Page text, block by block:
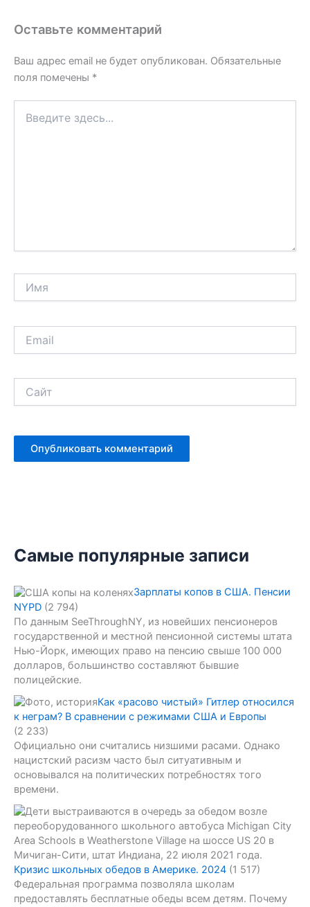
Оставьте комментарий
Ваш адрес email не будет опубликован. Обязательные
поля помечены *
здесь...
Самые популярные записи
Зарплаты копов в США. Пенсии
NYPD (2 794)
По данным SeeThroughNY, из новейших пенсионеров
государственной и местной пенсионной системы штата
Нью-Йорк, имеющих право на пенсию свыше 100 000
долларов, большинство составляют бывшие
полицейские.
Как «расово чистый» Гитлер относился
к неграм? В сравнении с режимами США и Европы
(2 233)
Официально они считались низшими расами. Однако
нацистский расизм часто был ситуативным и
основывался на политических потребностях того
времени.
Кризис школьных обедов в Америке. 2024 (1 517)
Федеральная программа позволяла школам
предоставлять бесплатные обеды всем детям. Почему